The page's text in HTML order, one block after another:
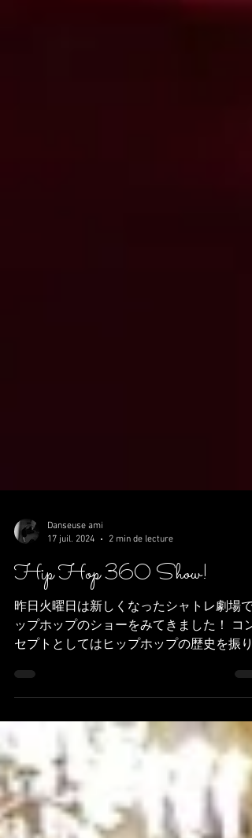
Danseuse ami
17 juil. 2024
2 min de lecture
Hip Hop 360 Show!
昨日火曜日は新しくなったシャトレ劇場で
ップホップのショーをみてきました！ コン
で生まれて、、いろんなスタイルができ
て、、LAの西海岸の流派も登場して、、、
パルクールなんかも出て、、、というもの